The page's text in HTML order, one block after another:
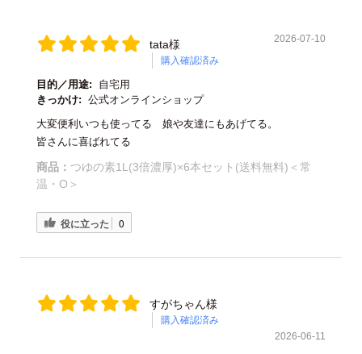
tata様
購入確認済み
2026-07-10
目的／用途:
自宅用
きっかけ: 公式オンラインショップ
大変便利いつも使ってる 娘や友達にもあげてる。
皆さんに喜ばれてる
商品： つゆの素1L(3倍濃厚)×6本セット(送料無料)＜常
温・O＞
役に立った 0
すがちゃん様
購入確認済み
2026-06-11